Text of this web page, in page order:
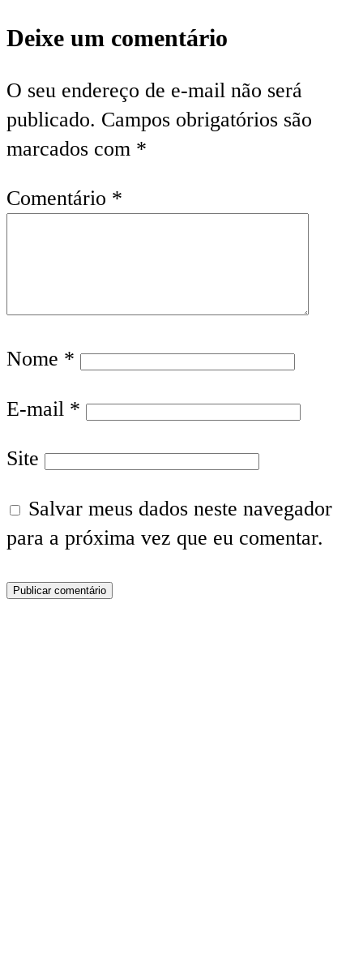
Deixe um comentário
O seu endereço de e-mail não será
publicado. Campos obrigatórios são
marcados com *
Comentário *
Nome *
E-mail *
Site
Salvar meus dados neste navegador
para a próxima vez que eu comentar.